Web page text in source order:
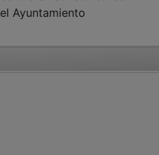
el Ayuntamiento